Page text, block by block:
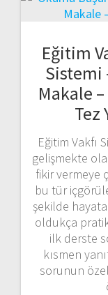
Eğitim
Sistemi
Makale
Tez
Eğitim Vakfı
gelişmekte
fikir vermeye
bu tür
şekilde
oldukça
ilk derste
kısmen
sorunun